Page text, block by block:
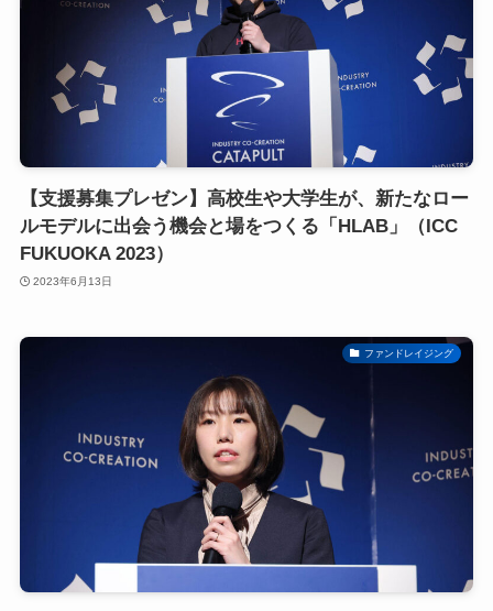
【支援募集プレゼン】高校生や大学生が、新たなロー
ルモデルに出会う機会と場をつくる「HLAB」（ICC
FUKUOKA 2023）
2023年6月13日
ファンドレイジング